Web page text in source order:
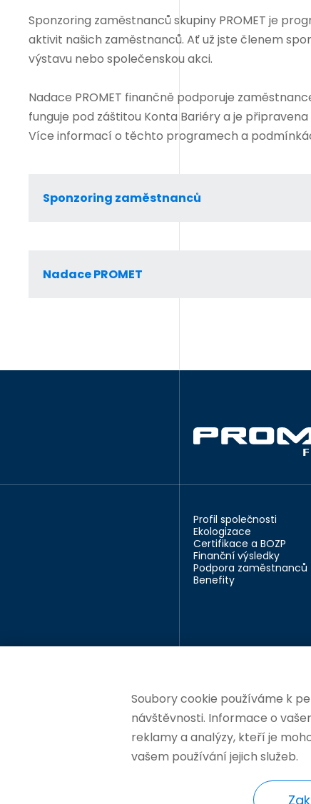
Sponzoring zaměstnanců skupiny PROMET je
aktivit našich zaměstnanců. Ať už jste členem
výstavu nebo společenskou akci.
Nadace PROMET finančně podporuje
funguje pod záštitou Konta Bariéry a je
Více informací o těchto programech a
Sponzoring zaměstnanců
Nadace PROMET
Profil společnosti
Ekologizace
Certifikace a BOZP
Finanční výsledky
Podpora zaměstnanců
Benefity
Změnit nastavení
Soubory cookie používáme k
návštěvnosti. Informace o
reklamy a analýzy, kteří je
vašem používání jejich služeb.